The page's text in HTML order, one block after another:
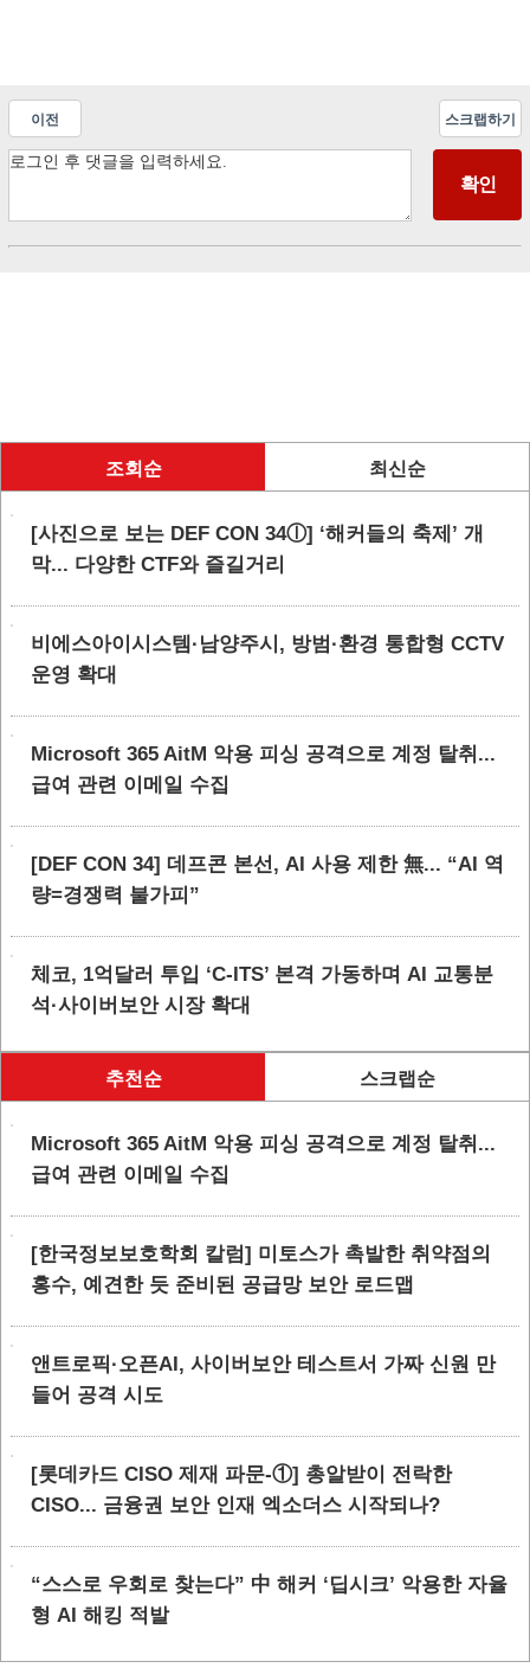
이전 스크랩하기
조회순 최신순
[사진으로 보는 DEF CON 34ⓛ] ‘해커들의 축제’ 개
막... 다양한 CTF와 즐길거리
비에스아이시스템·남양주시, 방범·환경 통합형 CCTV
운영 확대
Microsoft 365 AitM 악용 피싱 공격으로 계정 탈취...
급여 관련 이메일 수집
[DEF CON 34] 데프콘 본선, AI 사용 제한 無... “AI 역
량=경쟁력 불가피”
체코, 1억달러 투입 ‘C-ITS’ 본격 가동하며 AI 교통분
석·사이버보안 시장 확대
추천순 스크랩순
Microsoft 365 AitM 악용 피싱 공격으로 계정 탈취...
급여 관련 이메일 수집
[한국정보보호학회 칼럼] 미토스가 촉발한 취약점의
홍수, 예견한 듯 준비된 공급망 보안 로드맵
앤트로픽·오픈AI, 사이버보안 테스트서 가짜 신원 만
들어 공격 시도
[롯데카드 CISO 제재 파문-①] 총알받이 전락한
CISO... 금융권 보안 인재 엑소더스 시작되나?
“스스로 우회로 찾는다” 中 해커 ‘딥시크’ 악용한 자율
형 AI 해킹 적발